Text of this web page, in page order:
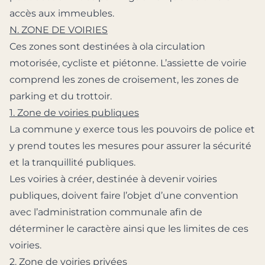
accès aux immeubles.
N. ZONE DE VOIRIES
Ces zones sont destinées à ola circulation
motorisée, cycliste et piétonne. L’assiette de voirie
comprend les zones de croisement, les zones de
parking et du trottoir.
1. Zone de voiries publiques
La commune y exerce tous les pouvoirs de police et
y prend toutes les mesures pour assurer la sécurité
et la tranquillité publiques.
Les voiries à créer, destinée à devenir voiries
publiques, doivent faire l’objet d’une convention
avec l’administration communale afin de
déterminer le caractère ainsi que les limites de ces
voiries.
2. Zone de voiries privées